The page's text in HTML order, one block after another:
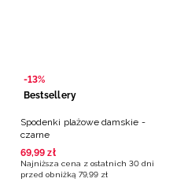
-13%
Bestsellery
Spodenki plażowe damskie -
czarne
69,99 zł
Najniższa cena z ostatnich 30 dni
przed obniżką 79,99 zł